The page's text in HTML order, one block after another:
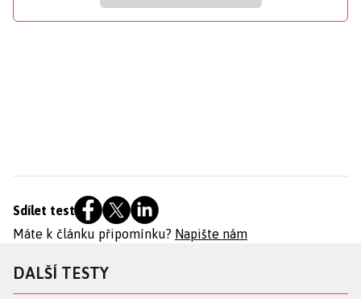
Sdílet test
Máte k článku připomínku? Napište nám
DALŠÍ TESTY